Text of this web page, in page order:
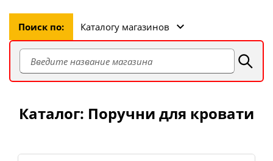
Поиск по: Каталогу магазинов
Каталог: Поручни для кровати